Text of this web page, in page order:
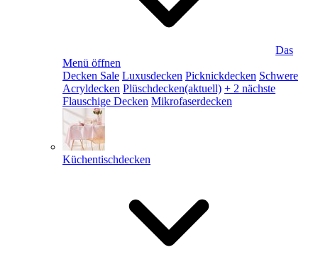
Das
Menü öffnen
Decken Sale Luxusdecken Picknickdecken Schwere
Acryldecken Plüschdecken(aktuell) + 2 nächste
Flauschige Decken Mikrofaserdecken
Küchentischdecken